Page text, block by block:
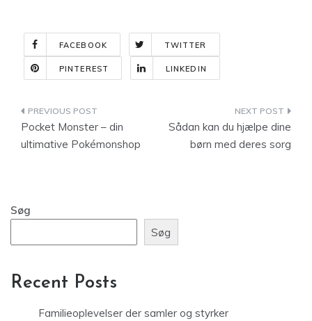
FACEBOOK TWITTER
PINTEREST LINKEDIN
Indlægsnavigation
Pocket Monster – din
ultimative Pokémonshop
Sådan kan du hjælpe dine
børn med deres sorg
Søg
Søg
Recent Posts
Familieoplevelser der samler og styrker